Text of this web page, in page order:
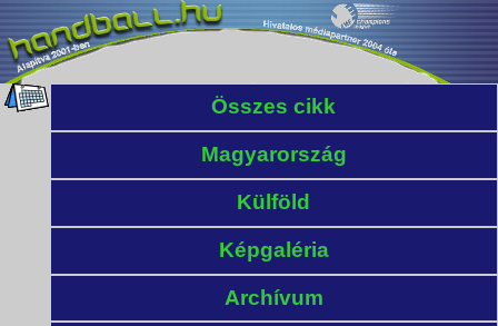
Összes cikk
Magyarország
Külföld
Képgaléria
Archívum